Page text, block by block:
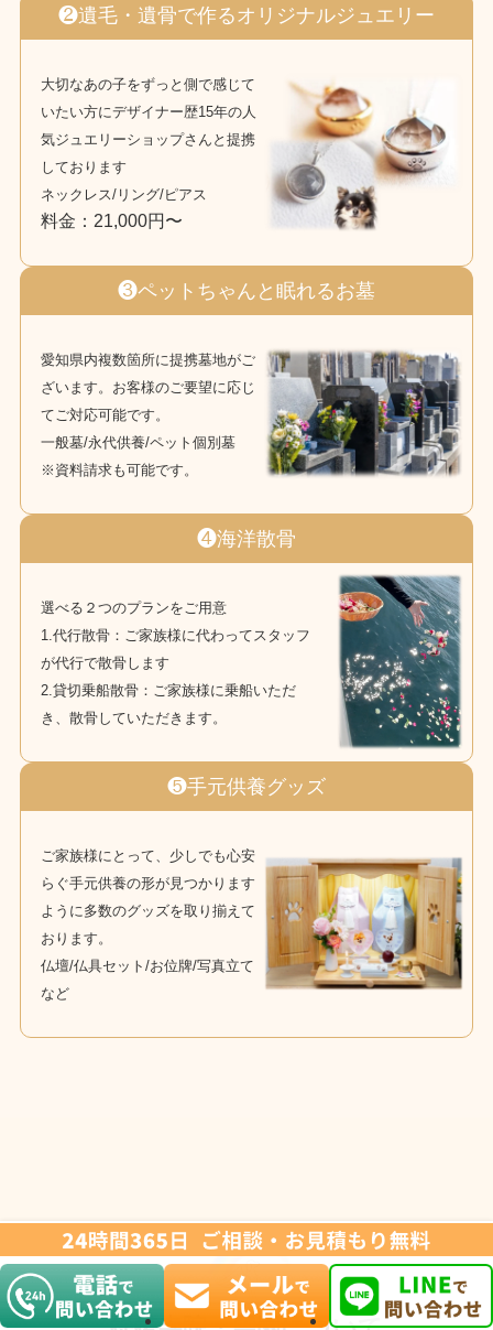
❷遺毛・遺骨で作るオリジナルジュエリー
大切なあの子をずっと側で感じて
いたい方にデザイナー歴15年の人
気ジュエリーショップさんと提携
しております
ネックレス/リング/ピアス
料金：21,000円〜
❸ペットちゃんと眠れるお墓
愛知県内複数箇所に提携墓地がご
ざいます。お客様のご要望に応じ
てご対応可能です。
一般墓/永代供養/ペット個別墓
※資料請求も可能です。
❹海洋散骨
選べる２つのプランをご用意
1.代行散骨：ご家族様に代わってスタッフ
が代行で散骨します
2.貸切乗船散骨：ご家族様に乗船いただ
き、散骨していただきます。
❺手元供養グッズ
ご家族様にとって、少しでも心安
らぐ手元供養の形が見つかります
ように多数のグッズを取り揃えて
おります。
仏壇/仏具セット/お位牌/写真立て
など